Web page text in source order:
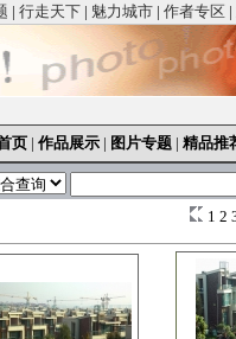
| 行走天下 | 魅力城市 | 作者专区 |
页 | 作品展示 | 图片专题 | 精品推
1 2